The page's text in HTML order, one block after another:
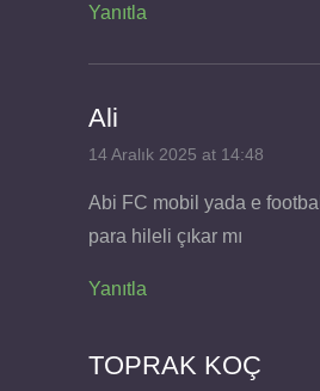
Yanıtla
Ali
14 Aralık 2025 at 14:48
Abi FC mobil yada e football
para hileli çıkar mı
Yanıtla
TOPRAK KOÇ